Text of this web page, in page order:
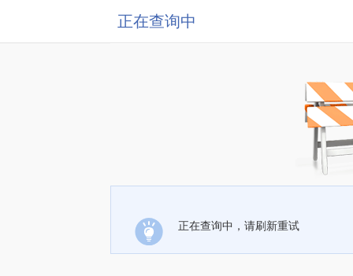
正在查询中
正在查询中，请刷新重试